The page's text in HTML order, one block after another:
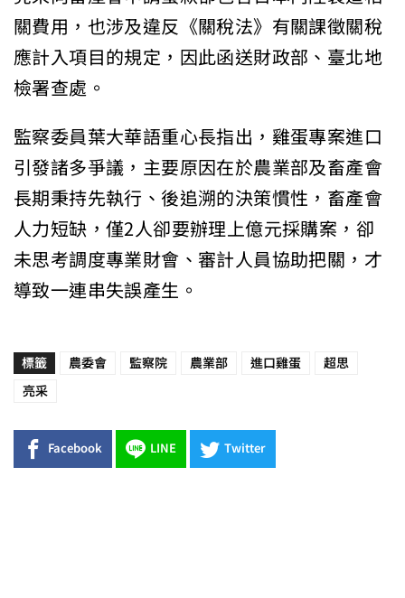
關費用，也涉及違反《關稅法》有關課徵關稅
應計入項目的規定，因此函送財政部、臺北地
檢署查處。
監察委員葉大華語重心長指出，雞蛋專案進口
引發諸多爭議，主要原因在於農業部及畜產會
長期秉持先執行、後追溯的決策慣性，畜產會
人力短缺，僅2人卻要辦理上億元採購案，卻
未思考調度專業財會、審計人員協助把關，才
導致一連串失誤產生。
標籤 農委會 監察院 農業部 進口雞蛋 超思
亮采
Facebook LINE Twitter